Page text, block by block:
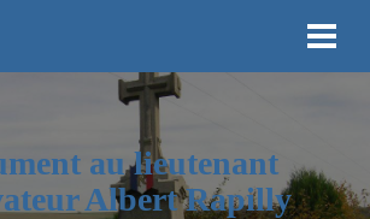
au lieutenant
Albert Rapilly